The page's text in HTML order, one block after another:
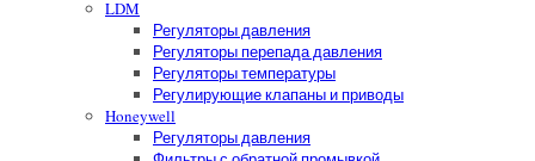
LDM
Регуляторы давления
Регуляторы перепада давления
Регуляторы температуры
Регулирующие клапаны и приводы
Honeywell
Регуляторы давления